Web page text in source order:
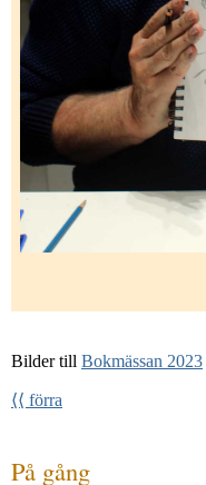
Bilder till Bokmässan 2023
⟨⟨ förra
På gång